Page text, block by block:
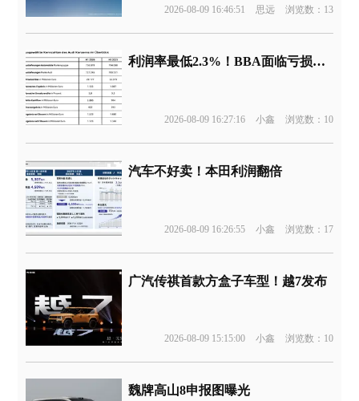
2026-08-09 16:46:51 思远 浏览数：13
利润率最低2.3%！BBA面临亏损边缘
2026-08-09 16:27:16 小鑫 浏览数：10
汽车不好卖！本田利润翻倍
2026-08-09 16:26:55 小鑫 浏览数：17
广汽传祺首款方盒子车型！越7发布
2026-08-09 15:15:00 小鑫 浏览数：10
魏牌高山8申报图曝光